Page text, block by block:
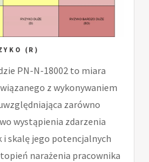
(R)
PN-N-18002 to miara
z wykonywaniem
zarówno
wystąpienia zdarzenia
i skalę jego potencjalnych
narażenia pracownika